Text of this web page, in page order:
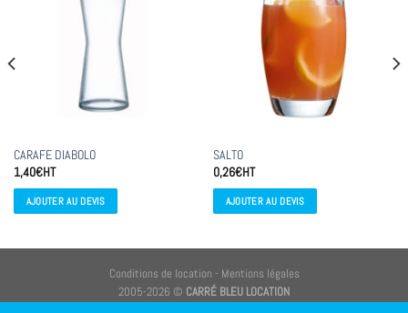
CARAFE DIABOLO
1,40€HT
AJOUTER AU DEVIS
SALTO
0,26€HT
AJOUTER AU DEVIS
Conditions de location - Mentions légales
2005-2026 © CARRÉ BLEU LOCATION